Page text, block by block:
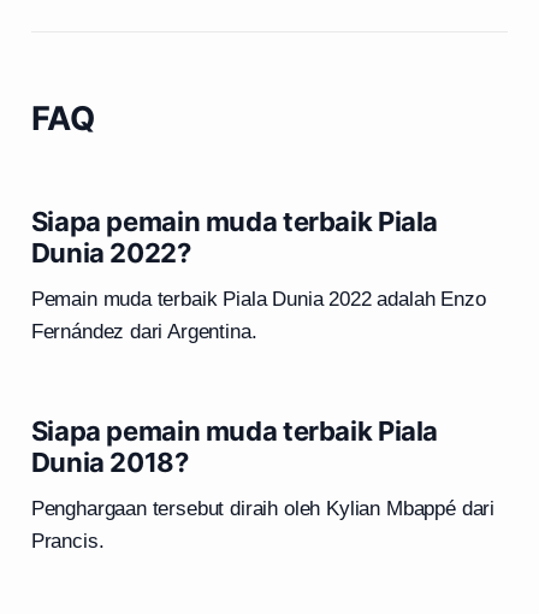
FAQ
Siapa pemain muda terbaik Piala
Dunia 2022?
Pemain muda terbaik Piala Dunia 2022 adalah Enzo
Fernández dari Argentina.
Siapa pemain muda terbaik Piala
Dunia 2018?
Penghargaan tersebut diraih oleh Kylian Mbappé dari
Prancis.